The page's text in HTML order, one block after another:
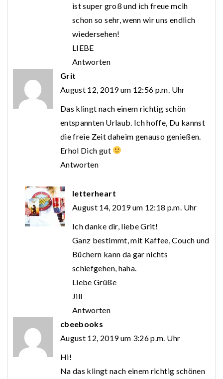
ist super groß und ich freue mcih
schon so sehr, wenn wir uns endlich
wiedersehen!
LIEBE
Antworten
Grit
August 12, 2019 um 12:56 p.m. Uhr
Das klingt nach einem richtig schön
entspannten Urlaub. Ich hoffe, Du kannst
die freie Zeit daheim genauso genießen.
Erhol Dich gut
Antworten
letterheart
August 14, 2019 um 12:18 p.m. Uhr
Ich danke dir, liebe Grit!
Ganz bestimmt, mit Kaffee, Couch und
Büchern kann da gar nichts
schiefgehen, haha.
Liebe Grüße
Jill
Antworten
cbeebooks
August 12, 2019 um 3:26 p.m. Uhr
Hi!
Na das klingt nach einem richtig schönen